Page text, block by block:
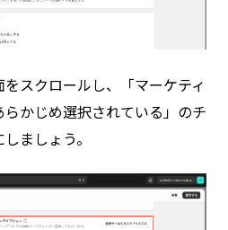
をスクロールし、「マーケティ
かじめ選択されている」のチ
ましょう。